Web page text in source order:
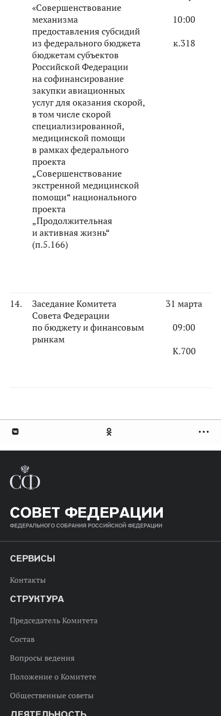
«Совершенствование
механизма
предоставления субсидий
из федерального бюджета
бюджетам субъектов
Российской Федерации
на софинансирование
закупки авиационных
услуг для оказания скорой,
в том числе скорой
специализированной,
медицинской помощи
в рамках федерального
проекта
„Совершенствование
экстренной медицинской
помощи“ национального
проекта
„Продолжительная
и активная жизнь“
(п.5.166)
10:00
к.318
14.
Заседание Комитета
Совета Федерации
по бюджету и финансовым
рынкам
31 марта
09:00
К.700
СОВЕТ ФЕДЕРАЦИИ
ФЕДЕРАЛЬНОГО СОБРАНИЯ РОССИЙСКОЙ ФЕДЕРАЦИИ
СЕРВИСЫ
Контакты
СТРУКТУРА
Председатель Комитета
Состав
Вопросы ведения
Положение о Комитете
Общественные советы